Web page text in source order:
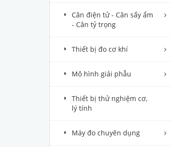
Cân điện tử - Cân sấy ẩm
- Cân tỷ trọng
Thiết bị đo cơ khí
Mô hình giải phẫu
Thiết bị thử nghiệm cơ,
lý tính
Máy đo chuyên dụng